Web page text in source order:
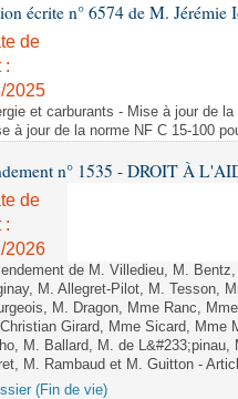
écrite n° 6574 de M. Jérémie
de
:
2025
et carburants - Mise à jour de
à jour de la norme NF C 15-100
n° 1535 - DROIT À
de
:
2026
de M. Villedieu, M.
M. Allegret-Pilot, M. Tesson,
M. Dragon, Mme Ranc,
Girard, Mme Sicard, Mme
M. Ballard, M. de
M. Rambaud et M. Guitton -
(Fin de vie)